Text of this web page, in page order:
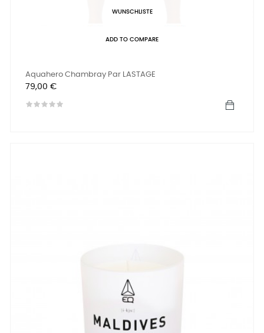
WUNSCHLISTE
ADD TO COMPARE
Aquahero Chambray Par LASTAGE
Preis
79,00 €